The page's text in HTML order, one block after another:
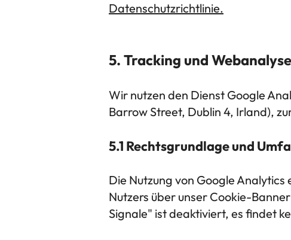
Datenschutzrichtlinie.
5. Tracking und
Wir nutzen den Dienst Google
Barrow Street, Dublin 4, Irland),
5.1 Rechtsgrundlage und
Die Nutzung von Google
Nutzers über unser Cookie-
Signale" ist deaktiviert, es findet